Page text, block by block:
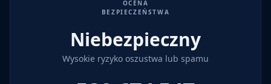
OCENA
BEZPIECZEŃSTWA
Niebezpieczny
Wysokie ryzyko oszustwa lub spamu